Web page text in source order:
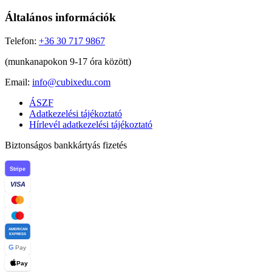
Általános információk
Telefon: +36 30 717 9867
(munkanapokon 9-17 óra között)
Email: info@cubixedu.com
ÁSZF
Adatkezelési tájékoztató
Hírlevél adatkezelési tájékoztató
Biztonságos bankkártyás fizetés
Stripe
VISA
AMERICAN
EXPRESS
G Pay
Pay